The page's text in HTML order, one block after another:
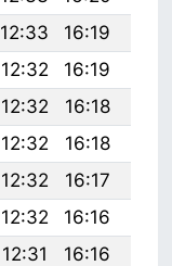
12:33 16:19
12:32 16:19
12:32 16:18
12:32 16:18
12:32 16:17
12:32 16:16
12:31 16:16